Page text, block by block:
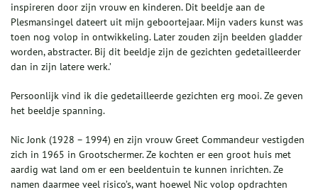
inspireren door zijn vrouw en kinderen. Dit beeldje aan de
Plesmansingel dateert uit mijn geboortejaar. Mijn vaders kunst was
toen nog volop in ontwikkeling. Later zouden zijn beelden gladder
worden, abstracter. Bij dit beeldje zijn de gezichten gedetailleerder
dan in zijn latere werk.’
Persoonlijk vind ik die gedetailleerde gezichten erg mooi. Ze geven
het beeldje spanning.
Nic Jonk (1928 – 1994) en zijn vrouw Greet Commandeur vestigden
zich in 1965 in Grootschermer. Ze kochten er een groot huis met
aardig wat land om er een beeldentuin te kunnen inrichten. Ze
namen daarmee veel risico’s, want hoewel Nic volop opdrachten